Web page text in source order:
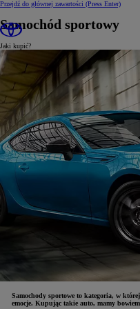
Przejdź do głównej zawartości (Press Enter)
Samochód sportowy
Jaki kupić?
Samochody sportowe to kategoria, w
emocje. Kupując takie auto, mamy